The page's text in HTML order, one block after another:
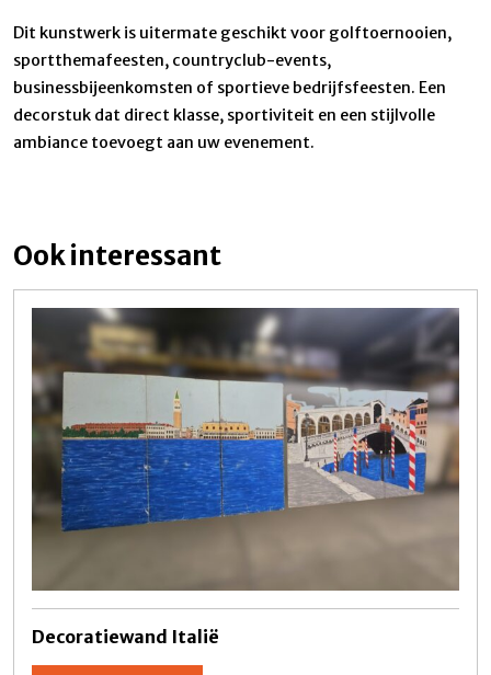
Dit kunstwerk is uitermate geschikt voor golftoernooien,
sportthemafeesten, countryclub-events,
businessbijeenkomsten of sportieve bedrijfsfeesten. Een
decorstuk dat direct klasse, sportiviteit en een stijlvolle
ambiance toevoegt aan uw evenement.
Ook interessant
Decoratiewand Italië